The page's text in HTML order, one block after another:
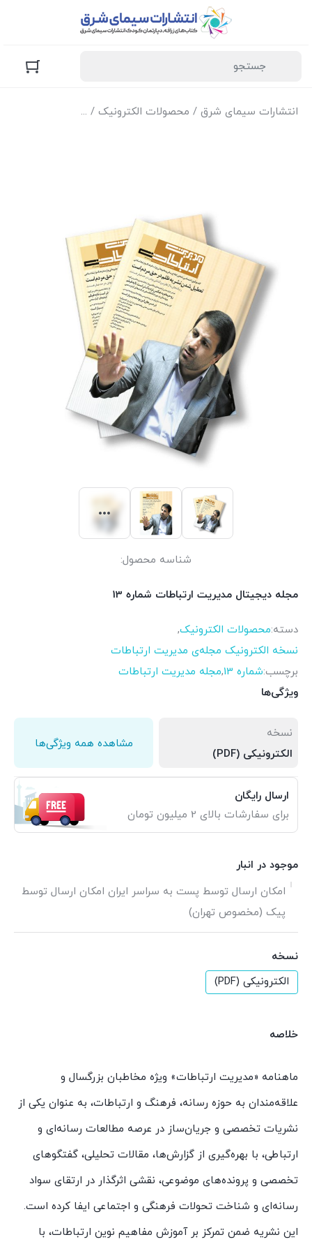
انتشارات سیمای شرق / محصولات الکترونیک / نسخه الکترونیک
شناسه محصول:
مجله دیجیتال مدیریت ارتباطات شماره 13
دسته:محصولات الکترونیک,
نسخه الکترونیک مجله‌ی مدیریت ارتباطات
برچسب:شماره 13 ,مجله مدیریت ارتباطات
ویژگی‌ها
نسخه
الکترونیکی (PDF)
مشاهده همه ویژگی‌ها
ارسال رایگان
برای سفارشات بالای 2 میلیون تومان
موجود در انبار
امکان ارسال توسط پست به سراسر ایران امکان ارسال توسط
پیک (مخصوص تهران)
نسخه
الکترونیکی (PDF)
خلاصه
ماهنامه «مدیریت ارتباطات» ویژه مخاطبان بزرگسال و
علاقه‌مندان به حوزه رسانه، فرهنگ و ارتباطات، به عنوان یکی از
نشریات تخصصی و جریان‌ساز در عرصه مطالعات رسانه‌ای و
ارتباطی، با بهره‌گیری از گزارش‌ها، مقالات تحلیلی، گفتگوهای
تخصصی و پرونده‌های موضوعی، نقشی اثرگذار در ارتقای سواد
رسانه‌ای و شناخت تحولات فرهنگی و اجتماعی ایفا کرده است.
این نشریه ضمن تمرکز بر آموزش مفاهیم نوین ارتباطات، با